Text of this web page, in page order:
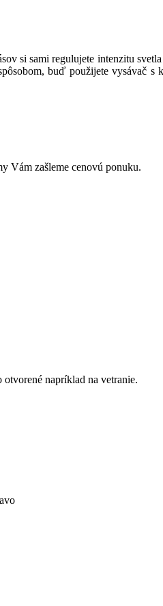
si sami regulujete intenzitu
buď použijete vysávač s
Vám zašleme cenovú ponuku.
napríklad na vetranie.